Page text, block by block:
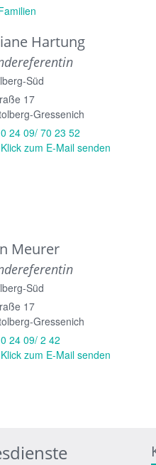
Hartung
Süd
17
Gressenich
0 24 09/ 70 23 52
Klick zum E-Mail senden
Meurer
Süd
17
Gressenich
0 24 09/ 2 42
Klick zum E-Mail senden